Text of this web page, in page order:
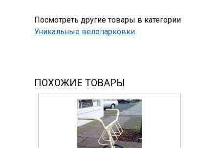
Посмотреть другие товары в категории
Уникальные велопарковки
ПОХОЖИЕ ТОВАРЫ